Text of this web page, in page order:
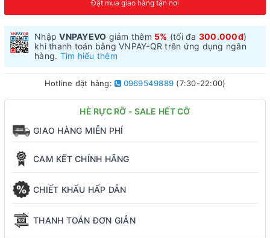
Đặt mua giao hàng tận nơi
NhậpVNPAYEVO giảm thêm 5% (tối đa 300.000đ)
khi thanh toán bằng VNPAY-QR trên ứng dụng ngân
hàng. Tìm hiểu thêm
Hotline đặt hàng: 0969549889 (7:30-22:00)
HÈ RỰC RỠ - SALE HẾT CỠ
GIAO HÀNG MIỄN PHÍ
CAM KẾT CHÍNH HÃNG
CHIẾT KHẤU HẤP DẪN
THANH TOÁN ĐƠN GIẢN